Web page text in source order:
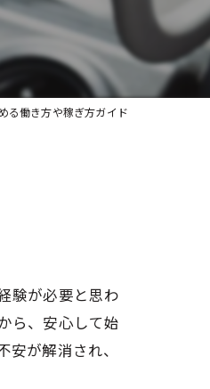
る働き方や稼ぎ方ガイド
験が必要と思わ
ら、安心して始
が解消され、